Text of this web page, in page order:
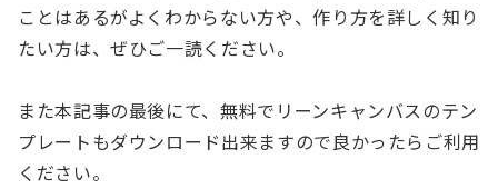
ことはあるがよくわからない方や、作り方を詳しく知り
たい方は、ぜひご一読ください。
また本記事の最後にて、無料でリーンキャンバスのテン
プレートもダウンロード出来ますので良かったらご利用
ください。